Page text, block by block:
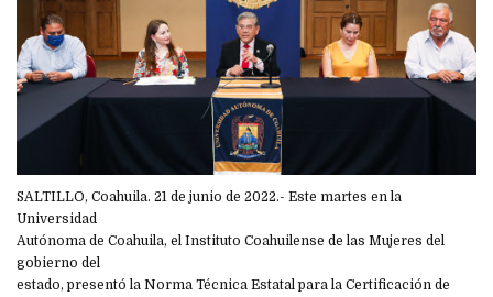
SALTILLO, Coahuila. 21 de junio de 2022.- Este martes en la
Universidad
Autónoma de Coahuila, el Instituto Coahuilense de las Mujeres del
gobierno del
estado, presentó la Norma Técnica Estatal para la Certificación de